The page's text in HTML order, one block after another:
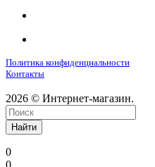
Политика конфиденциальности
Контакты
2026 © Интернет-магазин.
Найти
0
0